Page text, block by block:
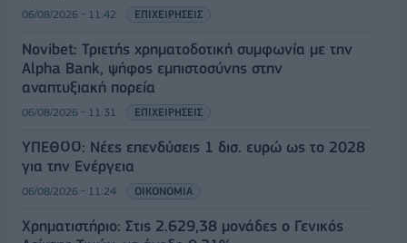
06/08/2026 - 11:42 ΕΠΙΧΕΙΡΗΣΕΙΣ
Novibet: Τριετής χρηματοδοτική συμφωνία με την
Alpha Bank, ψήφος εμπιστοσύνης στην
αναπτυξιακή πορεία
06/08/2026 - 11:31 ΕΠΙΧΕΙΡΗΣΕΙΣ
ΥΠΕΘΟΟ: Νέες επενδύσεις 1 δισ. ευρώ ως το 2028
για την Ενέργεια
06/08/2026 - 11:24 ΟΙΚΟΝΟΜΙΑ
Χρηματιστήριο: Στις 2.629,38 μονάδες ο Γενικός